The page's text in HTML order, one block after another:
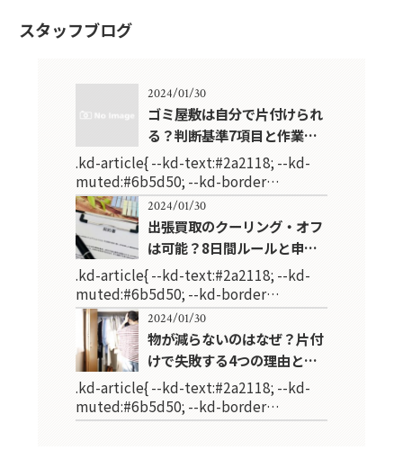
スタッフブログ
2024/01/30
ゴミ屋敷は自分で片付けられ
る？判断基準7項目と作業…
.kd-article{ --kd-text:#2a2118; --kd-
muted:#6b5d50; --kd-border…
2024/01/30
出張買取のクーリング・オフ
は可能？8日間ルールと申…
.kd-article{ --kd-text:#2a2118; --kd-
muted:#6b5d50; --kd-border…
2024/01/30
物が減らないのはなぜ？片付
けで失敗する4つの理由と…
.kd-article{ --kd-text:#2a2118; --kd-
muted:#6b5d50; --kd-border…